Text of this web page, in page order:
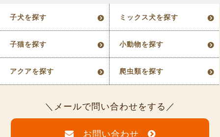
子犬を探す ミックス犬を探す
子猫を探す 小動物を探す
アクアを探す 爬虫類を探す
メールで問い合わせをする
お問い合わせ